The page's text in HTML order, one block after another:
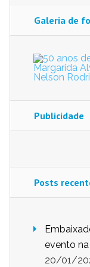
Galeria de
Publicidade
Posts
evento
20/01/